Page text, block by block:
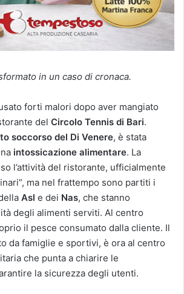
in un caso di cronaca.
forti malori dopo aver mangiato
del Circolo Tennis di Bari.
soccorso del Di Venere, è stata
intossicazione alimentare. La
l’attività del ristorante, ufficialmente
ma nel frattempo sono partiti i
Asl e dei Nas, che stanno
degli alimenti serviti. Al centro
il pesce consumato dalla cliente. Il
da famiglie e sportivi, è ora al centro
che punta a chiarire le
la sicurezza degli utenti.